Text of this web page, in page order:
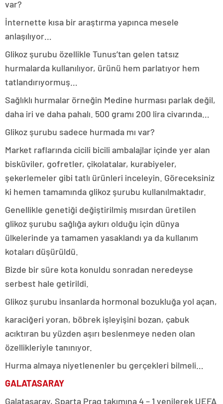
var?
İnternette kısa bir araştırma yapınca mesele
anlaşılıyor…
Glikoz şurubu özellikle Tunus’tan gelen tatsız
hurmalarda kullanılıyor, ürünü hem parlatıyor hem
tatlandırıyormuş…
Sağlıklı hurmalar örneğin Medine hurması parlak değil,
daha iri ve daha pahalı. 500 gramı 200 lira civarında…
Glikoz şurubu sadece hurmada mı var?
Market raflarında cicili bicili ambalajlar içinde yer alan
bisküviler, gofretler, çikolatalar, kurabiyeler,
şekerlemeler gibi tatlı ürünleri inceleyin. Göreceksiniz
ki hemen tamamında glikoz şurubu kullanılmaktadır.
Genellikle genetiği değiştirilmiş mısırdan üretilen
glikoz şurubu sağlığa aykırı olduğu için dünya
ülkelerinde ya tamamen yasaklandı ya da kullanım
kotaları düşürüldü.
Bizde bir süre kota konuldu sonradan neredeyse
serbest hale getirildi.
Glikoz şurubu insanlarda hormonal bozukluğa yol açan,
karaciğeri yoran, böbrek işleyişini bozan, çabuk
acıktıran bu yüzden aşırı beslenmeye neden olan
özellikleriyle tanınıyor.
Hurma almaya niyetlenenler bu gerçekleri bilmeli…
GALATASARAY
Galatasaray, Sparta Prag takımına 4 – 1 yenilerek UEFA